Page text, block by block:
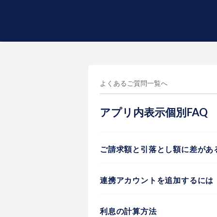
よくあるご質問一覧へ
アプリ内表示個別FAQ
ご請求額と引落とし額に差があ
連携アカウントを追加するには
利息の計算方法